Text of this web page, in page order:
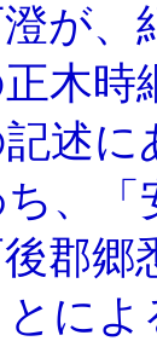
が、
木時
述に
、「
郡郷
によ